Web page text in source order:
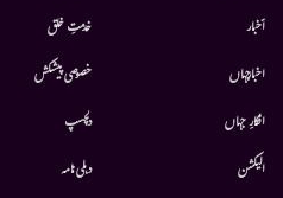
أخبار
اخبارجہاں
افکارِ جہاں
الیکشن
خدمتِ خلق
خصوصی پیشکش
دلچسپ
دہلی نامہ